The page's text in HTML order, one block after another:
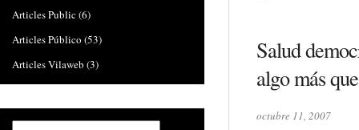
Salud
algo más
octubre 11, 2007
Articles Public(6)
Articles Público (53)
Articles Vilaweb (3)